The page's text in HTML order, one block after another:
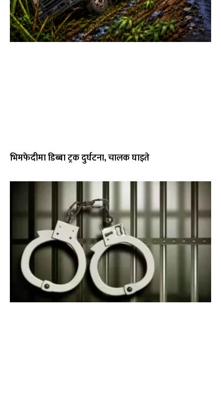
भिमफेदीमा डिब्बा ट्रक दुर्घटना, चालक घाइते